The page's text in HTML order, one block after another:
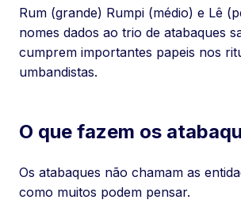
Rum (grande) Rumpi (médio) e Lê
nomes dados ao trio de atabaques
cumprem importantes papeis nos
umbandistas.
O que fazem os
Os atabaques não chamam as
como muitos podem pensar.